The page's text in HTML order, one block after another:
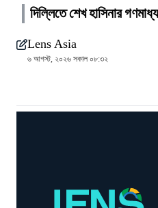
দিল্লিতে শেখ হাসিনার
Lens Asia
৬ আগস্ট, ২০২৬ সকাল ০৮:৩২